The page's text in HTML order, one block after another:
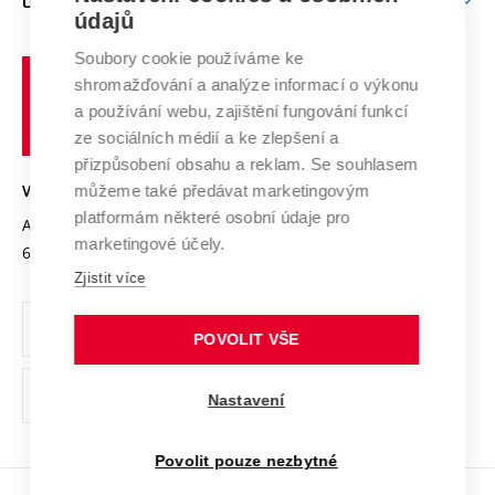
E-přihláška
Systém zajišťování kvality výzkumu
Výzkumné infrastruktury
Transfer znalostí
Open Science
Projekty
Projekty ze strukturálních fondů
Specifický výzkum
Zahraniční spolupráce
Spolupráce se školami
Služby univerzity
Mezinárodní dohody
Univerzitní sítě
Profil univerzity
Udržitelná univerzita
Podnikavá univerzita / ContriBUTe
Bezpečná univerzita
Vyznamenání
Organizační struktura
Ochrana osobních údajů
odkaz)
učení
technické
Brně
VYSOKÉ UČENÍ TECHNICKÉ V BRNĚ
Antonínská 548/1
602 00 Brno
www.vut.cz
vut@vutbr.cz
údajů
Soubory cookie používáme ke
shromažďování a analýze informací o výkonu
a používání webu, zajištění fungování funkcí
ze sociálních médií a ke zlepšení a
přizpůsobení obsahu a reklam. Se souhlasem
můžeme také předávat marketingovým
platformám některé osobní údaje pro
marketingové účely.
Zjistit více
POVOLIT VŠE
Nastavení
Povolit pouze nezbytné